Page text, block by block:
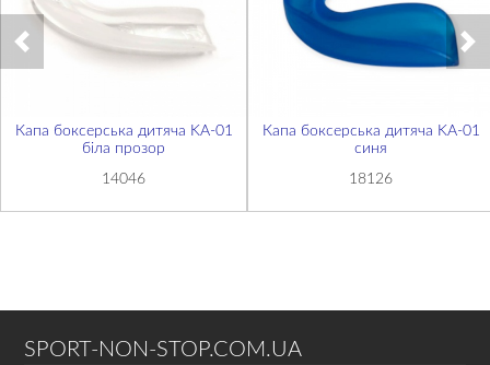
Капа боксерська дитяча KA-01
біла прозор
14046
Капа боксерська дитяча KA-01
синя
18126
SPORT-NON-STOP.COM.UA